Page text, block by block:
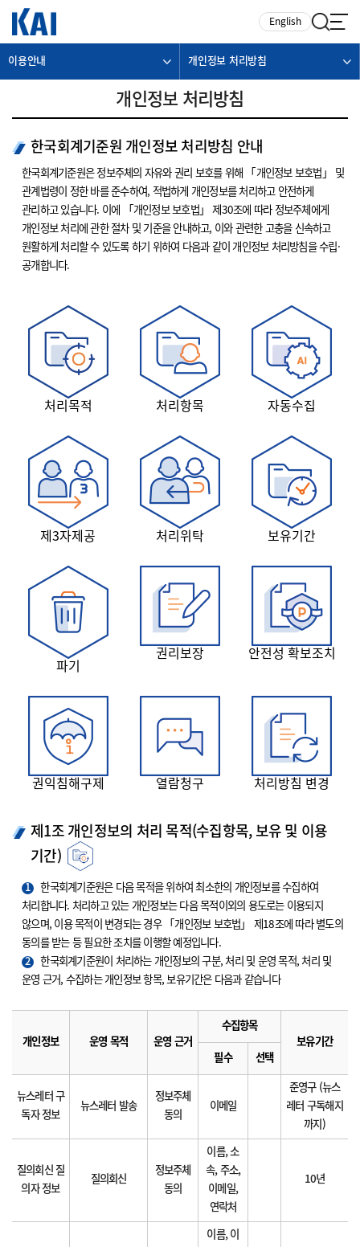
English
이용안내 개인정보 처리방침
개인정보 처리방침
한국회계기준원 개인정보 처리방침 안내
한국회계기준원은 정보주체의 자유와 권리 보호를 위해 「개인정보 보호법」 및
관계법령이 정한 바를 준수하여, 적법하게 개인정보를 처리하고 안전하게
관리하고 있습니다. 이에 「개인정보 보호법」 제30조에 따라 정보주체에게
개인정보 처리에 관한 절차 및 기준을 안내하고, 이와 관련한 고충을 신속하고
원활하게 처리할 수 있도록 하기 위하여 다음과 같이 개인정보 처리방침을 수립·
공개합니다.
처리목적 처리항목 자동수집
제3자제공 처리위탁 보유기간
파기
권리보장 안전성 확보조치
권익침해구제 열람청구 처리방침 변경
제1조 개인정보의 처리 목적(수집항목, 보유 및 이용
기간)
1
한국회계기준원은 다음 목적을 위하여 최소한의 개인정보를 수집하여
처리합니다. 처리하고 있는 개인정보는 다음 목적이외의 용도로는 이용되지
않으며, 이용 목적이 변경되는 경우 「개인정보 보호법」 제18조에 따라 별도의
동의를 받는 등 필요한 조치를 이행할 예정입니다.
2
한국회계기준원이 처리하는 개인정보의 구분, 처리 및 운영 목적, 처리 및
운영 근거, 수집하는 개인정보 항목, 보유기간은 다음과 같습니다
개인정보 운영 목적 운영 근거
수집항목
보유기간
필수
선택
뉴스레터 구
독자 정보
뉴스레터 발송
정보주체
동의
이메일
준영구 (뉴스
레터 구독해지
까지)
질의회신 질
의자 정보
질의회신
정보주체
동의
이름, 소
속, 주소,
이메일,
연락처
10년
이름, 이